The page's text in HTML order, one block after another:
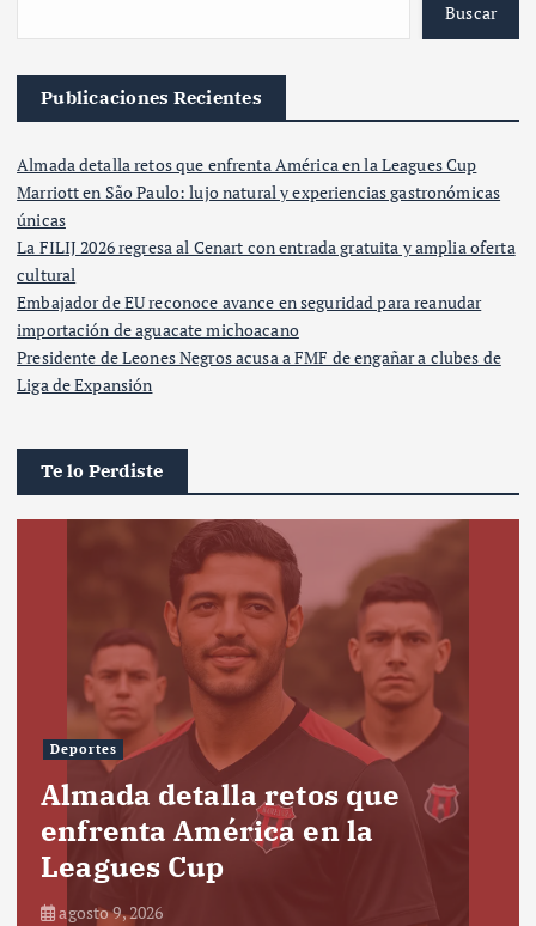
Buscar
Publicaciones Recientes
Almada detalla retos que enfrenta América en la Leagues Cup
Marriott en São Paulo: lujo natural y experiencias gastronómicas
únicas
La FILIJ 2026 regresa al Cenart con entrada gratuita y amplia oferta
cultural
Embajador de EU reconoce avance en seguridad para reanudar
importación de aguacate michoacano
Presidente de Leones Negros acusa a FMF de engañar a clubes de
Liga de Expansión
Te lo Perdiste
Deportes
Almada detalla retos que
enfrenta América en la
Leagues Cup
agosto 9, 2026